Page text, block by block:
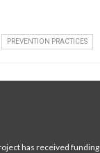
PREVENTION PRACTICES
has received funding